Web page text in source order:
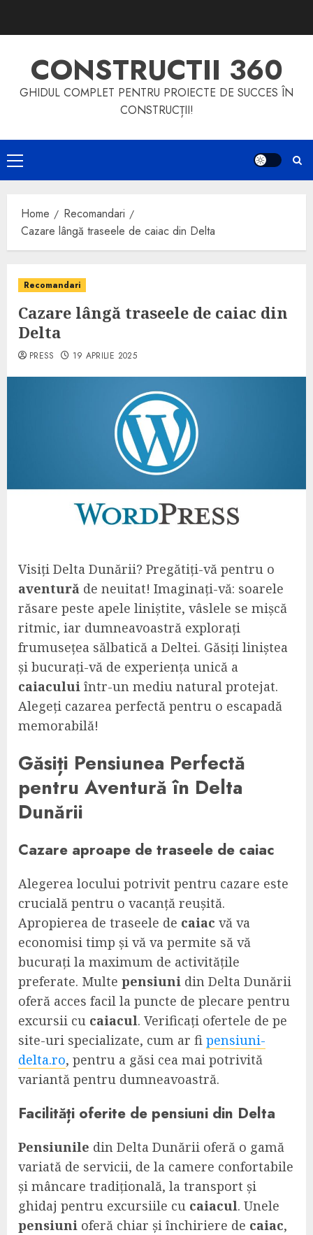
CONSTRUCTII 360
GHIDUL COMPLET PENTRU PROIECTE DE SUCCES ÎN
CONSTRUCȚII!
Primary
Menu
Home
Recomandari
Cazare lângă traseele de caiac din Delta
Recomandari
Cazare lângă traseele de caiac din
Delta
PRESS 19 APRILIE 2025
Visiți Delta Dunării? Pregătiți-vă pentru o
aventură de neuitat! Imaginați-vă: soarele
răsare peste apele liniștite, vâslele se mișcă
ritmic, iar dumneavoastră explorați
frumusețea sălbatică a Deltei. Găsiți liniștea
și bucurați-vă de experiența unică a
caiacului într-un mediu natural protejat.
Alegeți cazarea perfectă pentru o escapadă
memorabilă!
Găsiți Pensiunea Perfectă
pentru Aventură în Delta
Dunării
Cazare aproape de traseele de caiac
Alegerea locului potrivit pentru cazare este
crucială pentru o vacanță reușită.
Apropierea de traseele de caiac vă va
economisi timp și vă va permite să vă
bucurați la maximum de activitățile
preferate. Multe pensiuni din Delta Dunării
oferă acces facil la puncte de plecare pentru
excursii cu caiacul. Verificați ofertele de pe
site-uri specializate, cum ar fi pensiuni-
delta.ro, pentru a găsi cea mai potrivită
variantă pentru dumneavoastră.
Facilități oferite de pensiuni din Delta
Pensiunile din Delta Dunării oferă o gamă
variată de servicii, de la camere confortabile
și mâncare tradițională, la transport și
ghidaj pentru excursiile cu caiacul. Unele
pensiuni oferă chiar și închiriere de caiac,